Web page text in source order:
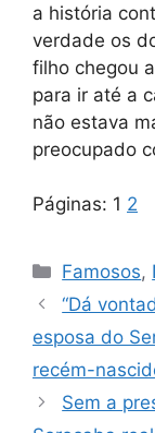
a história
verdade os
filho chegou
para ir até a
não estava
preocupado
Páginas: 1 2
Categorias
Famosos,
“Dá
esposa do
recém-
Sem a